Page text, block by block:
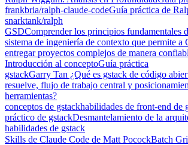
frankbria/ralph-claude-codeGuía práctica de
snarktank/ralph
GSDComprender los principios
sistema de ingeniería de contexto que permite a
entregar proyectos complejos de manera
Introducción al conceptoGuía práctica
gstackGarry Tan ¿Qué es gstack de código
resuelve, flujo de trabajo central y
herramientas?
conceptos de gstackhabilidades de front-end de
práctico de gstackDesmantelamiento de la
habilidades de gstack
Skills de Claude Code de Matt PocockBatch